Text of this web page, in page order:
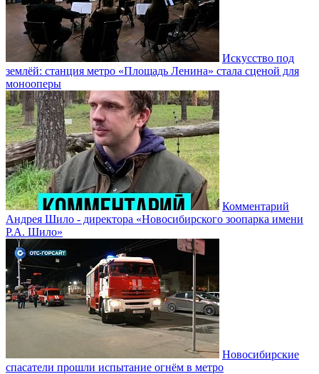
Искусство под
землёй: станция метро «Площадь Ленина» стала сценой для
монооперы
Комментарий
Андрея Шило - директора «Новосибирского зоопарка имени
Р.А. Шило»
Новосибирские
спасатели прошли испытание огнём в метро